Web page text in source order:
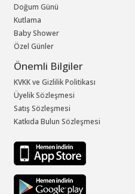
Doğum Günü
Kutlama
Baby Shower
Özel Günler
Önemli Bilgiler
KVKK ve Gizlilik Politikası
Üyelik Sözleşmesi
Satış Sözleşmesi
Katkıda Bulun Sözleşmesi